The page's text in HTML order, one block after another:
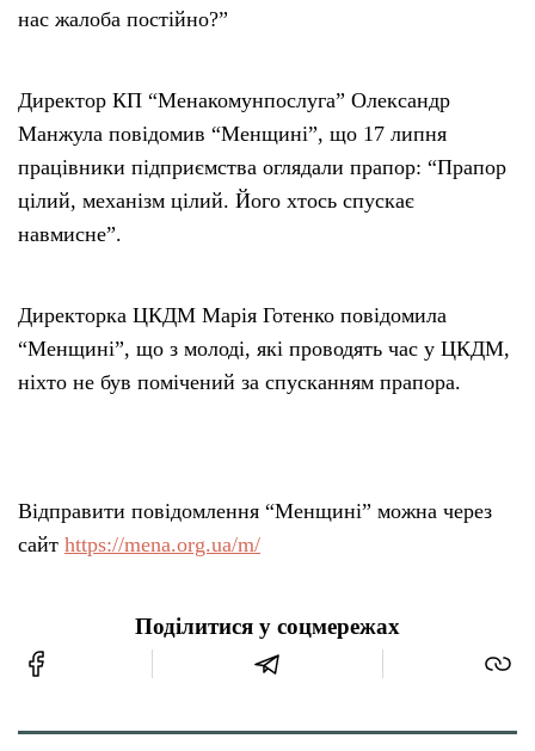
нас жалоба постійно?”
Директор КП “Менакомунпослуга” Олександр
Манжула повідомив “Менщині”, що 17 липня
працівники підприємства оглядали прапор: “Прапор
цілий, механізм цілий. Його хтось спускає
навмисне”.
Директорка ЦКДМ Марія Готенко повідомила
“Менщині”, що з молоді, які проводять час у ЦКДМ,
ніхто не був помічений за спусканням прапора.
Відправити повідомлення “Менщині” можна через
сайт https://mena.org.ua/m/
Поділитися у соцмережах